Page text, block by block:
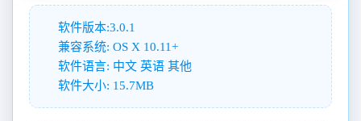
软件版本:3.0.1
兼容系统: OS X 10.11+
软件语言: 中文 英语 其他
软件大小: 15.7MB